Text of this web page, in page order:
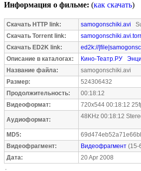
Информация о фильме: (как скачать)
Скачать HTTP link: samogonschiki.avi
Скачать Torrent link:
Скачать ED2K link:
ed2k://
Описание в каталогах:
Кино-Театр.РУ
Название файла:
samogonschiki.avi
Размер:
524306432
Продолжительность:
00:18:12
Видеоформат:
720x544 00:18:12
Аудиоформат: 48KHz 00:18:12
MD5:
Видеофрагмент:
Видеофрагмент (15-
Дата:
20 Apr 2008